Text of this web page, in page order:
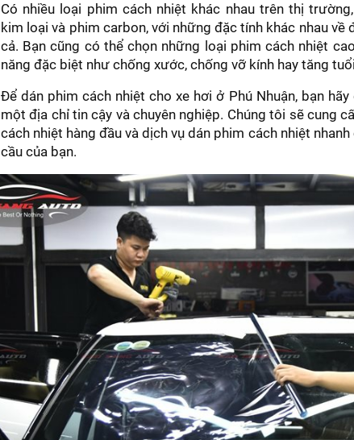
Có nhiều loại phim cách nhiệt khác nhau trên thị
kim loại và phim carbon, với những đặc tính khác nhau về
cả. Bạn cũng có thể chọn những loại phim cách nhiệt
năng đặc biệt như chống xước, chống vỡ kính hay tăng
Để dán phim cách nhiệt cho xe hơi ở Phú Nhuận, bạn hãy
một địa chỉ tin cậy và chuyên nghiệp. Chúng tôi sẽ cung
cách nhiệt hàng đầu và dịch vụ dán phim cách nhiệt
cầu của bạn.